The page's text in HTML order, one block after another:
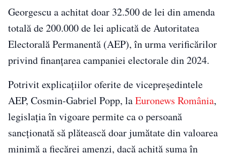
Georgescu a achitat doar 32.500 de lei din amenda
totală de 200.000 de lei aplicată de Autoritatea
Electorală Permanentă (AEP), în urma verificărilor
privind finanțarea campaniei electorale din 2024.
Potrivit explicațiilor oferite de vicepreședintele
AEP, Cosmin-Gabriel Popp, laEuronews România,
legislația în vigoare permite ca o persoană
sancționată să plătească doar jumătate din valoarea
minimă a fiecărei amenzi, dacă achită suma în